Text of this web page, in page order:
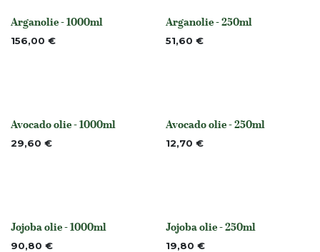
None
Arganolie - 1000ml
156,00 € None
Arganolie - 250ml
51,60 €
None
Avocado olie - 1000ml
29,60 € None
Avocado olie - 250ml
12,70 €
None
Jojoba olie - 1000ml
90,80 € None
Jojoba olie - 250ml
19,80 €